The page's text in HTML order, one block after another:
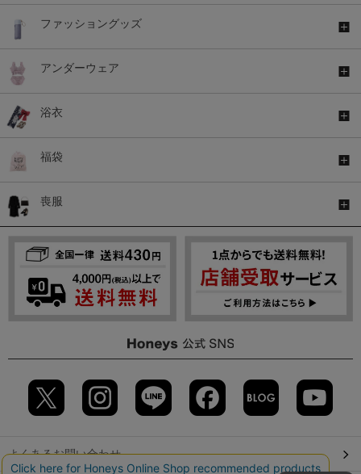
ファッショングッズ
アンダーウェア
浴衣
福袋
喪服
よくあるお問い合わせ